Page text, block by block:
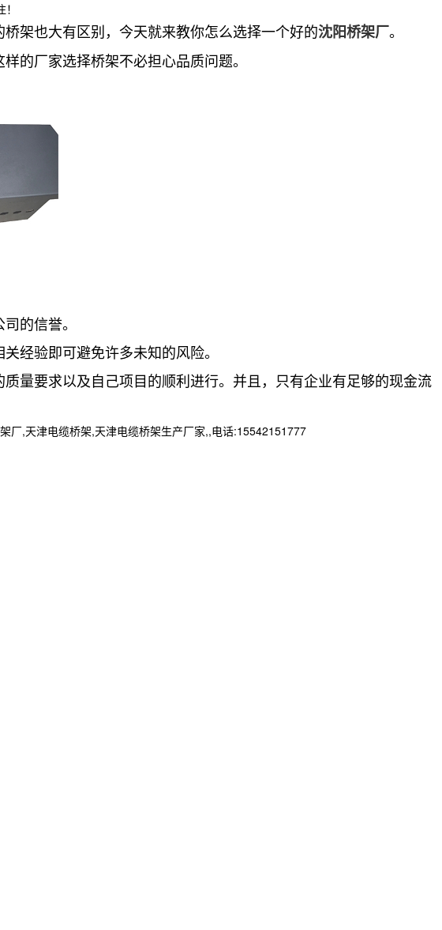
桥架也大有区别，今天就来教你怎么选择一个好的沈阳桥架厂。
的厂家选择桥架不必担心品质问题。
的信誉。
经验即可避免许多未知的风险。
要求以及自己项目的顺利进行。并且，只有企业有足够的现金流
厂,天津电缆桥架,天津电缆桥架生产厂家,,电话:15542151777